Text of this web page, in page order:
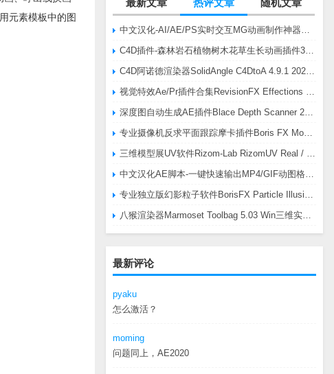
最新文章 热评文章 随机文章
最新评论
pyaku
怎么激活？
moming
问题同上，AE2020
元素模板中的图